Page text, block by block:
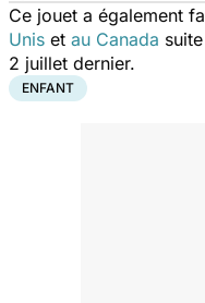
Ce jouet a également
Unis et au Canada
2 juillet dernier.
ENFANT